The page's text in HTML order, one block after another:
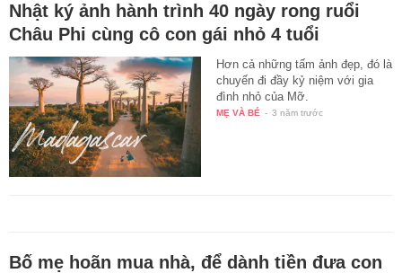
Nhật ký ảnh hành trình 40 ngày rong ruổi
Châu Phi cùng cô con gái nhỏ 4 tuổi
Hơn cả những tấm ảnh đẹp, đó là
chuyến đi đầy kỷ niệm với gia
đình nhỏ của Mỡ.
MẸ VÀ BÉ - 3 năm trước
Bố mẹ hoãn mua nhà, để dành tiền đưa con